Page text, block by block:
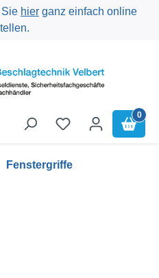
hier ganz einfach online
0
Fenstergriffe